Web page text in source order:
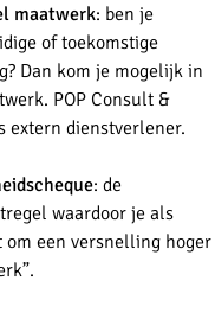
maatwerk: ben je
of toekomstige
Dan kom je mogelijk in
POP Consult &
extern dienstverlener.
: de
waardoor je als
een versnelling hoger